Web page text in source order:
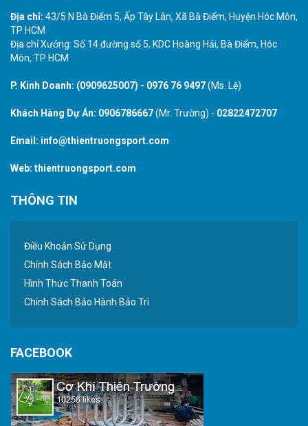
Địa chỉ: 43/5 N Bà Điểm 5, Ấp Tây Lân, Xã Bà Điểm, Huyện Hóc Môn,
TP HCM
Địa chỉ Xưởng: Số 14 đường số 5, KDC Hoàng Hải, Bà Điểm, Hóc
Môn, TP HCM
P. Kinh Doanh: (0909625007) - 0976 76 9497(Ms. Lệ)
Khách Hàng Dự Án: 0906786667(Mr. Trường) - 02822472707
Email: info@thientruongsport.com
Web: thientruongsport.com
THÔNG TIN
Điều Khoản Sử Dụng
Chính Sách Bảo Mật
Hình Thức Thanh Toán
Chính Sách Bảo Hành Bảo Trì
FACEBOOK